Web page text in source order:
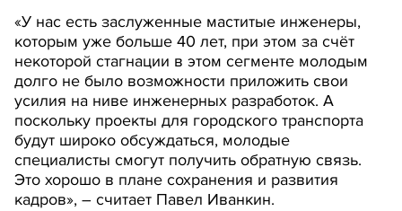
«У нас есть заслуженные маститые инженеры,
которым уже больше 40 лет, при этом за счёт
некоторой стагнации в этом сегменте молодым
долго не было возможности приложить свои
усилия на ниве инженерных разработок. А
поскольку проекты для городского транспорта
будут широко обсуждаться, молодые
специалисты смогут получить обратную связь.
Это хорошо в плане сохранения и развития
кадров», – считает Павел Иванкин.